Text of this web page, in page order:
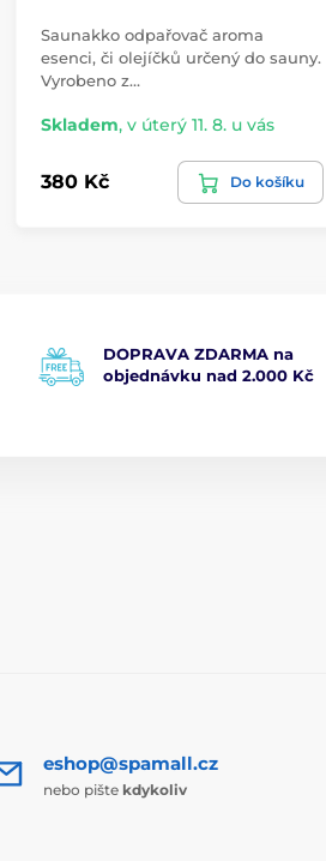
Saunakko odpařovač aroma
esenci, či olejíčků určený do sauny.
Vyrobeno z…
Skladem, v úterý 11. 8. u vás
380 Kč Do košíku
DOPRAVA ZDARMA na
objednávku nad 2.000 Kč
eshop@spamall.cz
nebo pište kdykoliv